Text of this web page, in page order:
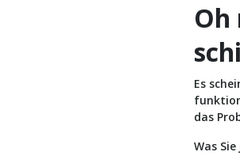
Oh
Es
das
Was